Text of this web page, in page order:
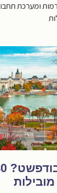
ומערכת
מובילות